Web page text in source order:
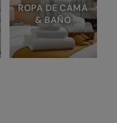
ROPA DE CAMA
& BAÑO